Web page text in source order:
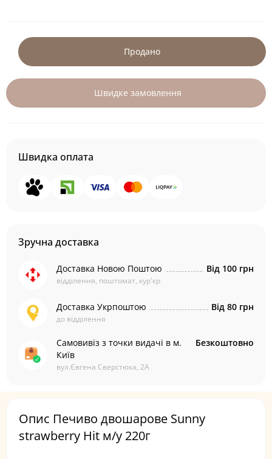
Продано
Швидке замовлення
Швидка оплата
Зручна доставка
Доставка Новою Поштою
відділення, поштомат, кур'єр
Від 100 грн
Доставка Укрпоштою
до відділення
Від 80 грн
Самовивіз з точки видачі в м.
Київ
вул.Євгена Сверстюка, 2А
Безкоштовно
Опис Печиво двошарове Sunny
strawberry Hit м/у 220г